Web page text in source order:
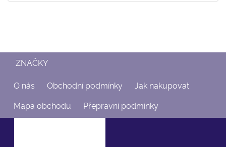
ZNAČKY
O nás Obchodní podmínky
Jak nakupovat
Mapa obchodu
Přepravní podmínky